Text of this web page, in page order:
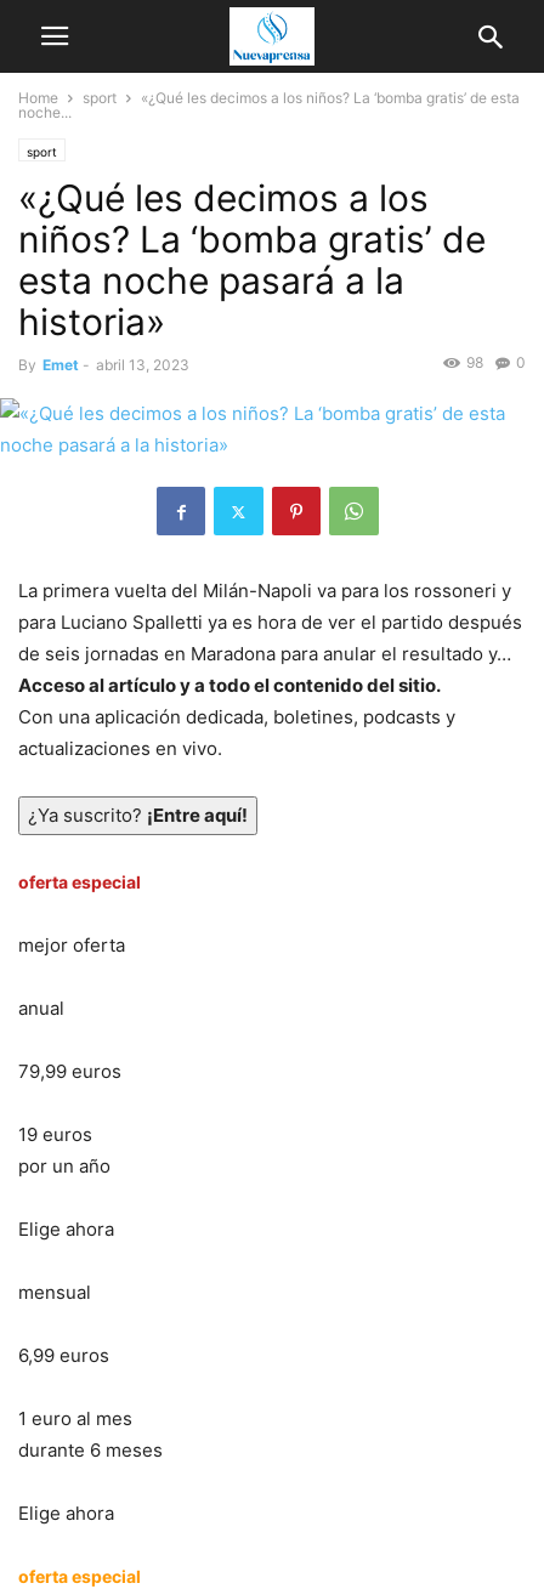
Home sport
«¿Qué les decimos a los niños? La ‘bomba gratis’ de esta
noche...
sport
«¿Qué les decimos a los
niños? La ‘bomba gratis’ de
esta noche pasará a la
historia»
By Emet - abril 13, 2023 0
98
La primera vuelta del Milán-Napoli va para los rossoneri y
para Luciano Spalletti ya es hora de ver el partido después
de seis jornadas en Maradona para anular el resultado y…
Acceso al artículo y a todo el contenido del sitio.
Con una aplicación dedicada, boletines, podcasts y
actualizaciones en vivo.
¿Ya suscrito? ¡Entre aquí!
oferta especial
mejor oferta
anual
79,99 euros
19 euros
por un año
Elige ahora
mensual
6,99 euros
1 euro al mes
durante 6 meses
Elige ahora
oferta especial